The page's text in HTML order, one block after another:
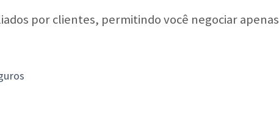
por clientes, permitindo você negociar apenas